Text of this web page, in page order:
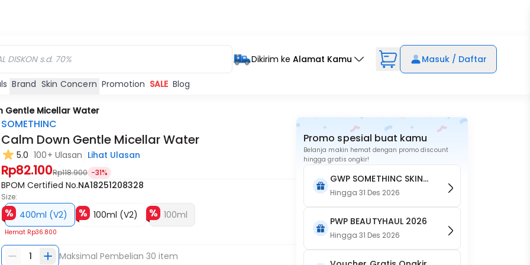
Dikirim ke Alamat Kamu Masuk / Daftar
Brand Skin Concern Promotion SALE Blog
Gentle Micellar Water
SOMETHINC
Calm Down Gentle Micellar Water
5.0 100+ Ulasan Lihat Ulasan
Rp82.100Rp118.900 -31%
BPOM Certified No.NA18251208328
Size:
400ml (V2)
Hemat Rp36.800
100ml (V2) 100ml
1 Maksimal Pembelian30 item
Promo spesial buat kamu
Belanja makin hemat dengan promo discount
hingga gratis ongkir!
GWP SOMETHINC SKIN
GOALS Brightening Body
Hingga31 Des 2026
PWP BEAUTYHAUL 2026
Hingga31 Des 2026